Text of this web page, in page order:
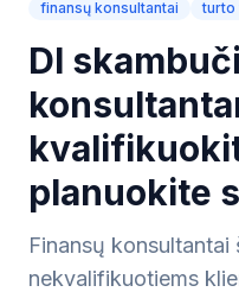
finansų konsultantai turto
DI
planuokite
Finansų konsultantai
nekvalifikuotiems